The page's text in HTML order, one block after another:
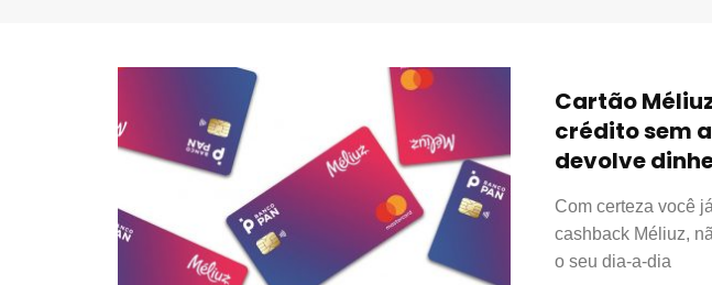
Cartão
crédito sem
devolve
Com certeza você
cashback Méliuz,
o seu dia-a-dia